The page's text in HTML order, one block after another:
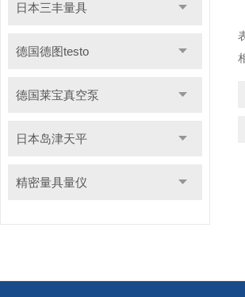
日本三丰量具
德国德图testo
德国莱宝真空泵
日本岛津天平
精密量具量仪